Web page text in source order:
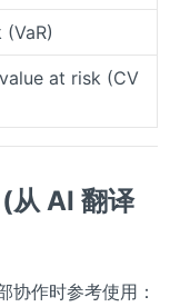
at risk (CV
从 AI 翻译
协作时参考使用：